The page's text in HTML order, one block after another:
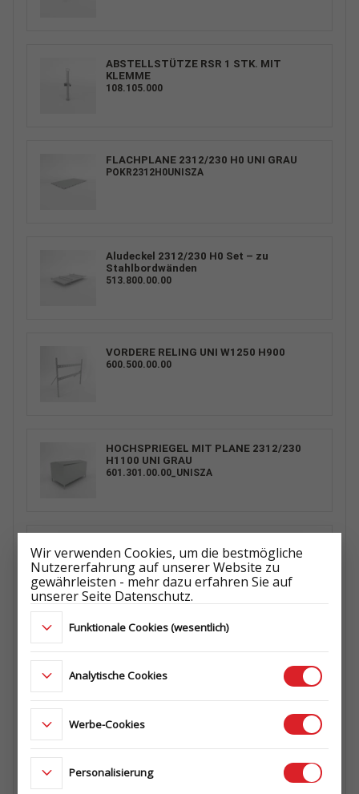
ABSTELLSTÜTZE RSR 1 STK. MIT
KLEMME
108.105.000
FLACHPLANE 2312/230 H0 UNI GRAU
POKR2312H0UNISZA
Aludeckel 2312/230 H0 Set – zu
Stahlbordwänden
513.800.00.00
VORDERE RELING UNI W1250 H900
600.500.00.00
HOCHSPRIEGEL MIT PLANE 2312/230
H1100 UNI GRAU
601.301.00.00_UNISZA
H800 UNI GRAU
601.300.00.00_UNISZA
512.300.00.01
QUERTRÄGER
Wir verwenden Cookies, um die bestmögliche
Nutzererfahrung auf unserer Website zu
gewährleisten - mehr dazu erfahren Sie auf
unserer Seite Datenschutz.
Funktionale Cookies (wesentlich)
Analytische Cookies
Werbe-Cookies
Personalisierung